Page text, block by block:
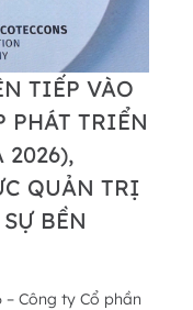
TIẾP VÀO
PHÁT TRIỂN
2026),
QUẢN TRỊ
BỀN
– Công ty Cổ phần